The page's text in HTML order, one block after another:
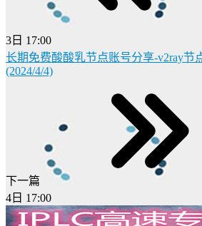
3日 17:00
长期免费酸酸乳节点账号分享-v2ray节
(2024/4/4)
下一篇
4日 17:00